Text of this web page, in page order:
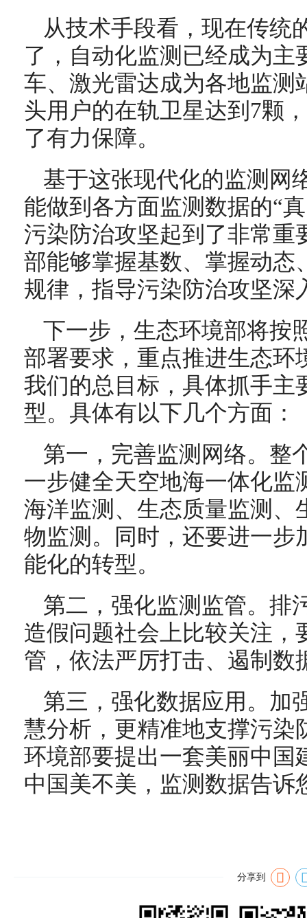
从技术手段看，现在传统
了，自动化监测已经成为主
车、激光雷达成为各地监测
头用户的在轨卫星达到7颗
了有力保障。
基于这张现代化的监测网
能做到各方面监测数据的“
污染防治攻坚起到了非常重
部能够掌握基数、掌握动态
规律，指导污染防治攻坚深
下一步，生态环境部将按
部署要求，重点推进生态环
我们的总目标，具体抓手主
型。具体有以下几个方面：
第一，完善监测网络。整
一步健全天空地海一体化监
海洋监测、生态质量监测、
物监测。同时，还要进一步
能化的转型。
第二，强化监测监管。排
造假问题社会上比较关注，
管，依法严厉打击、遏制数
第三，强化数据应用。加
慧分析，更精准地支撑污染
环境部要提出一套美丽中国
中国美不美，监测数据告诉
分享到